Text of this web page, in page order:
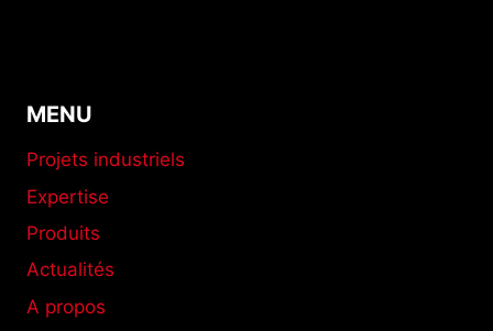
MENU
Projets industriels
Expertise
Produits
Actualités
A propos